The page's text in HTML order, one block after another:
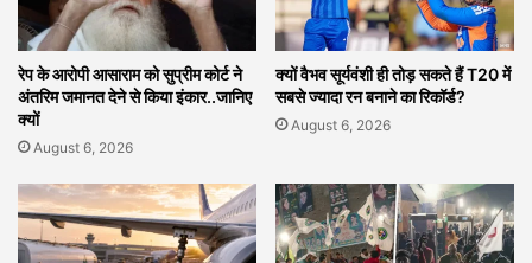
रेप के आरोपी आसाराम को सुप्रीम कोर्ट ने
अंतरिम जमानत देने से किया इंकार..जानिए
क्यों
August 6, 2026
क्यों वैभव सूर्यवंशी ही तोड़ सकते हैं T20 में
सबसे ज्यादा रन बनाने का रिकॉर्ड?
August 6, 2026